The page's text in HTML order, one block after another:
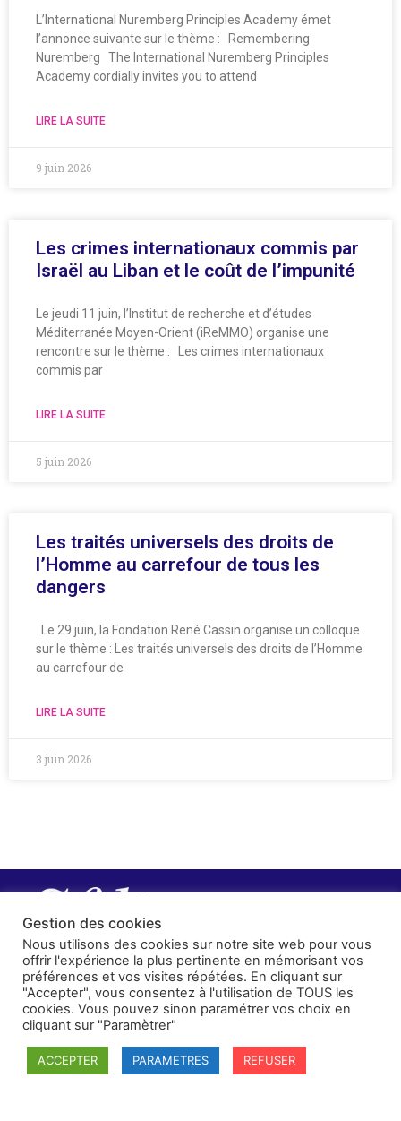
L’International Nuremberg Principles Academy émet
l’annonce suivante sur le thème : Remembering
Nuremberg The International Nuremberg Principles
Academy cordially invites you to attend
LIRE LA SUITE
9 juin 2026
Les crimes internationaux commis par
Israël au Liban et le coût de l’impunité
Le jeudi 11 juin, l’Institut de recherche et d’études
Méditerranée Moyen-Orient (iReMMO) organise une
rencontre sur le thème : Les crimes internationaux
commis par
LIRE LA SUITE
5 juin 2026
Les traités universels des droits de
l’Homme au carrefour de tous les
dangers
Le 29 juin, la Fondation René Cassin organise un colloque
sur le thème : Les traités universels des droits de l’Homme
au carrefour de
LIRE LA SUITE
3 juin 2026
Gestion des cookies
Nous utilisons des cookies sur notre site web pour vous
offrir l'expérience la plus pertinente en mémorisant vos
préférences et vos visites répétées. En cliquant sur
"Accepter", vous consentez à l'utilisation de TOUS les
cookies. Vous pouvez sinon paramétrer vos choix en
cliquant sur "Paramètrer"
ACCEPTER PARAMETRES REFUSER